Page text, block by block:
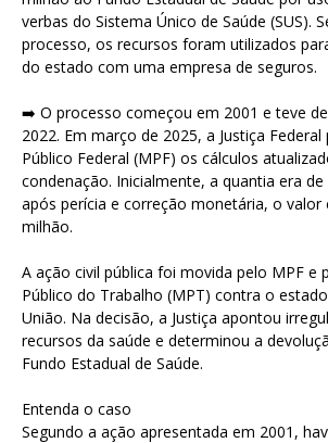
verbas do Sistema Único de Saúde (SUS).
processo, os recursos foram utilizados
do estado com uma empresa de seguros.
➡️ O processo começou em 2001 e teve
2022. Em março de 2025, a Justiça
Público Federal (MPF) os cálculos
condenação. Inicialmente, a quantia era
após perícia e correção monetária, o valor
milhão.
A ação civil pública foi movida pelo MPF e
Público do Trabalho (MPT) contra o
União. Na decisão, a Justiça apontou
recursos da saúde e determinou a
Fundo Estadual de Saúde.
Entenda o caso
Segundo a ação apresentada em 2001,